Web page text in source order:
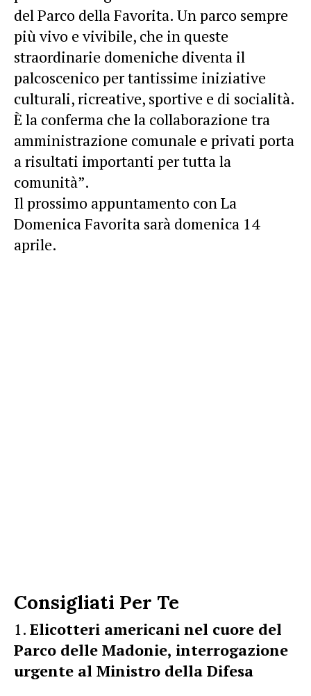
del Parco della Favorita. Un parco sempre
più vivo e vivibile, che in queste
straordinarie domeniche diventa il
palcoscenico per tantissime iniziative
culturali, ricreative, sportive e di socialità.
È la conferma che la collaborazione tra
amministrazione comunale e privati porta
a risultati importanti per tutta la
comunità”.
Il prossimo appuntamento con La
Domenica Favorita sarà domenica 14
aprile.
Consigliati Per Te
Elicotteri americani nel cuore del
Parco delle Madonie, interrogazione
urgente al Ministro della Difesa